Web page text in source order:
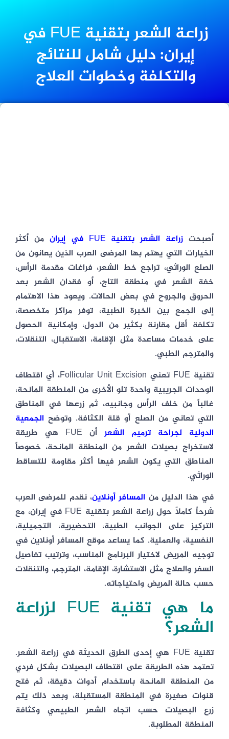
زراعة الشعر بتقنية FUE في
إيران: دليل شامل للنتائج
والتكلفة وخطوات العلاج
أصبحت زراعة الشعر بتقنية FUE في إيران
من أكثر
الخيارات التي يهتم بها المرضى العرب الذين يعانون من
الصلع الوراثي، تراجع خط الشعر، فراغات مقدمة الرأس،
خفة الشعر في منطقة التاج، أو فقدان الشعر بعد
الحروق والجروح في بعض الحالات. ويعود هذا الاهتمام
إلى الجمع بين الخبرة الطبية، توفر مراكز متخصصة،
تكلفة أقل مقارنة بكثير من الدول، وإمكانية الحصول
على خدمات مساعدة مثل الإقامة، الاستقبال، التنقلات،
والمترجم الطبي.
تقنية FUE تعني Follicular Unit Excision، أي اقتطاف
الوحدات الجريبية واحدة تلو الأخرى من المنطقة المانحة،
غالباً من خلف الرأس وجانبيه، ثم زرعها في المناطق
التي تعاني من الصلع أو قلة الكثافة. وتوضح الجمعية
الدولية لجراحة ترميم الشعر
أن FUE هي طريقة
لاستخراج بصيلات الشعر من المنطقة المانحة، خصوصاً
المناطق التي يكون الشعر فيها أكثر مقاومة للتساقط
الوراثي.
في هذا الدليل من المسافر أونلاين، نقدم للمرضى العرب
شرحاً كاملاً حول زراعة الشعر بتقنية FUE في إيران، مع
التركيز على الجوانب الطبية، التحضيرية، التجميلية،
النفسية، والعملية. كما يساعد موقع المسافر أونلاين في
توجيه المريض لاختيار البرنامج المناسب، وترتيب تفاصيل
السفر والعلاج مثل الاستشارة، الإقامة، المترجم، والتنقلات
حسب حالة المريض واحتياجاته.
ما هي تقنية FUE لزراعة
الشعر؟
تقنية FUE هي إحدى الطرق الحديثة في زراعة الشعر.
تعتمد هذه الطريقة على اقتطاف البصيلات بشكل فردي
من المنطقة المانحة باستخدام أدوات دقيقة، ثم فتح
قنوات صغيرة في المنطقة المستقبلة، وبعد ذلك يتم
زرع البصيلات حسب اتجاه الشعر الطبيعي وكثافة
المنطقة المطلوبة.